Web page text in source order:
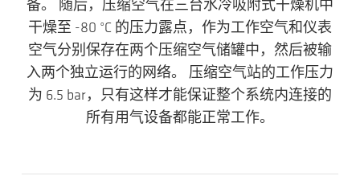
备。 随后，压缩空气在三台水冷吸附式干燥机中
干燥至 -80 °C 的压力露点，作为工作空气和仪表
空气分别保存在两个压缩空气储罐中，然后被输
入两个独立运行的网络。 压缩空气站的工作压力
为 6.5 bar，只有这样才能保证整个系统内连接的
所有用气设备都能正常工作。